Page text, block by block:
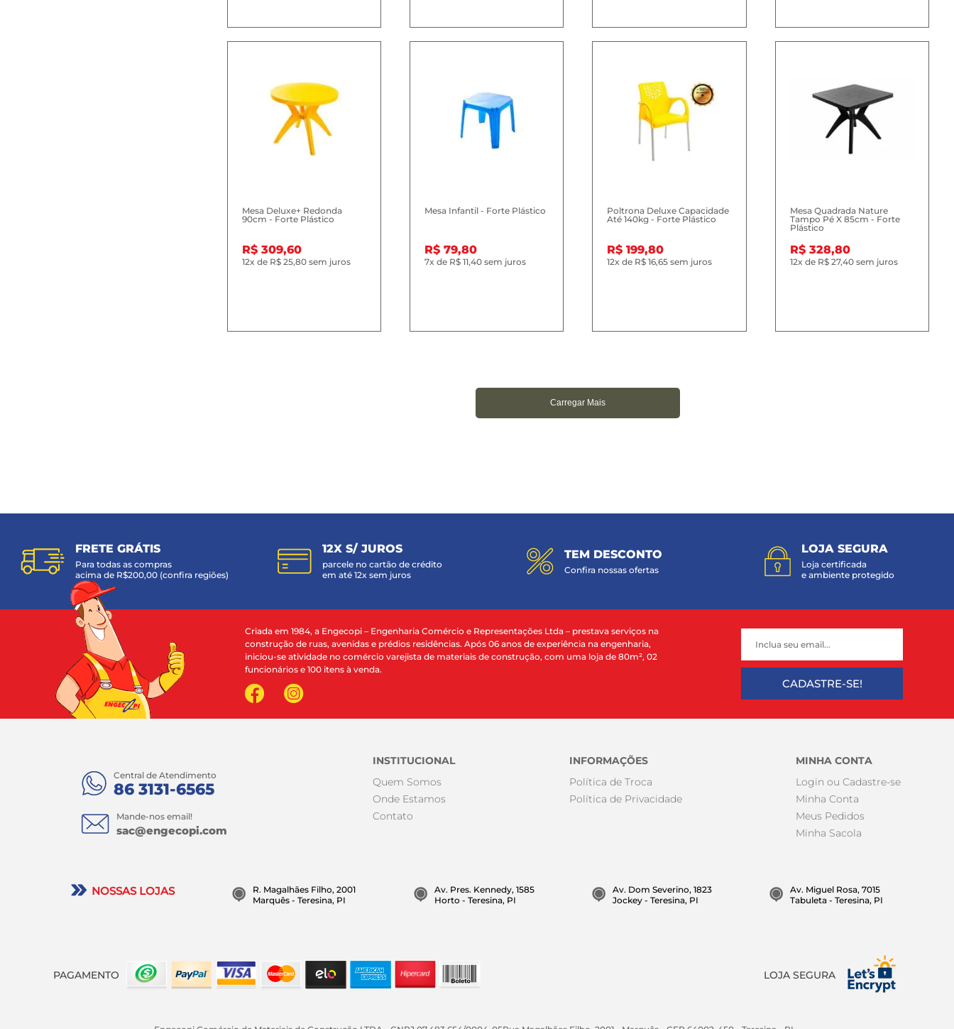
Mesa Deluxe+ Redonda
90cm - Forte Plástico
R$ 309,60
12x de R$ 25,80sem juros
Mesa Infantil - Forte Plástico
R$ 79,80
7x de R$ 11,40 sem juros
Poltrona Deluxe Capacidade
Até 140kg - Forte Plástico
R$ 199,80
12x de R$ 16,65 sem juros
Mesa Quadrada Nature
Tampo Pé X 85cm - Forte
Plástico
R$ 328,80
12x de R$ 27,40sem juros
Carregar Mais
FRETE GRÁTIS
Para todas as compras
acima de R$200,00 (confira regiões)
12X S/ JUROS
parcele no cartão de crédito
em até 12x sem juros
TEM DESCONTO
Confira nossas ofertas
LOJA SEGURA
Loja certificada
e ambiente protegido
Criada em 1984, a Engecopi – Engenharia Comércio e Representações Ltda – prestava serviços na
construção de ruas, avenidas e prédios residências. Após 06 anos de experiência na engenharia,
iniciou-se atividade no comércio varejista de materiais de construção, com uma loja de 80m², 02
funcionários e 100 itens à venda.
CADASTRE-SE!
Central de Atendimento
86 3131-6565
Mande-nos email!
sac@engecopi.com
INSTITUCIONAL
Quem Somos
Onde Estamos
Contato
INFORMAÇÕES
Política de Troca
Política de Privacidade
MINHA CONTA
Login ou Cadastre-se
Minha Conta
Meus Pedidos
Minha Sacola
NOSSAS LOJAS
R. Magalhães Filho, 2001
Marquês - Teresina, PI
Av. Pres. Kennedy, 1585
Horto - Teresina, PI
Av. Dom Severino, 1823
Jockey - Teresina, PI
Av. Miguel Rosa, 7015
Tabuleta - Teresina, PI
PAGAMENTO LOJA SEGURA